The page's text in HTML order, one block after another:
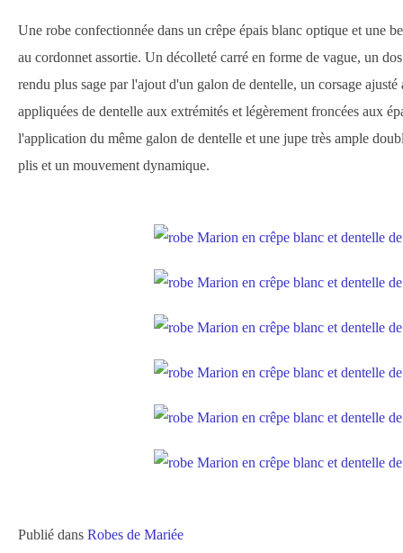
Une robe confectionnée dans un crêpe épais blanc optique et une
au cordonnet assortie. Un décolleté carré en forme de vague, un
rendu plus sage par l'ajout d'un galon de dentelle, un corsage
appliquées de dentelle aux extrémités et légèrement froncées aux
l'application du même galon de dentelle et une jupe très ample
plis et un mouvement dynamique.
Publié dans Robes de Mariée